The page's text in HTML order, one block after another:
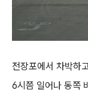
전장포에서 차박하
6시쯤 일어나 동쪽